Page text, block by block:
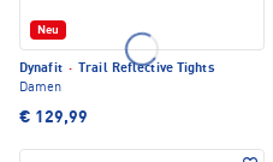
Neu
Dynafit ·
Trail Reflective Tights
Damen
€ 129,99